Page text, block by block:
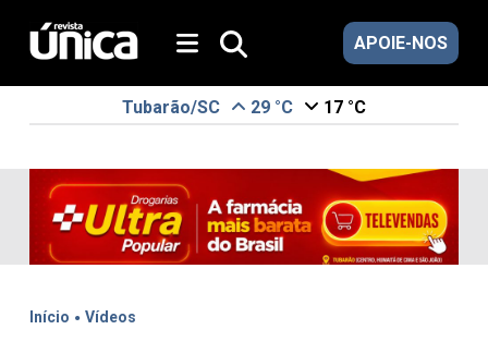
APOIE-NOS
Tubarão/SC 29 °C 17 °C
Início . Vídeos